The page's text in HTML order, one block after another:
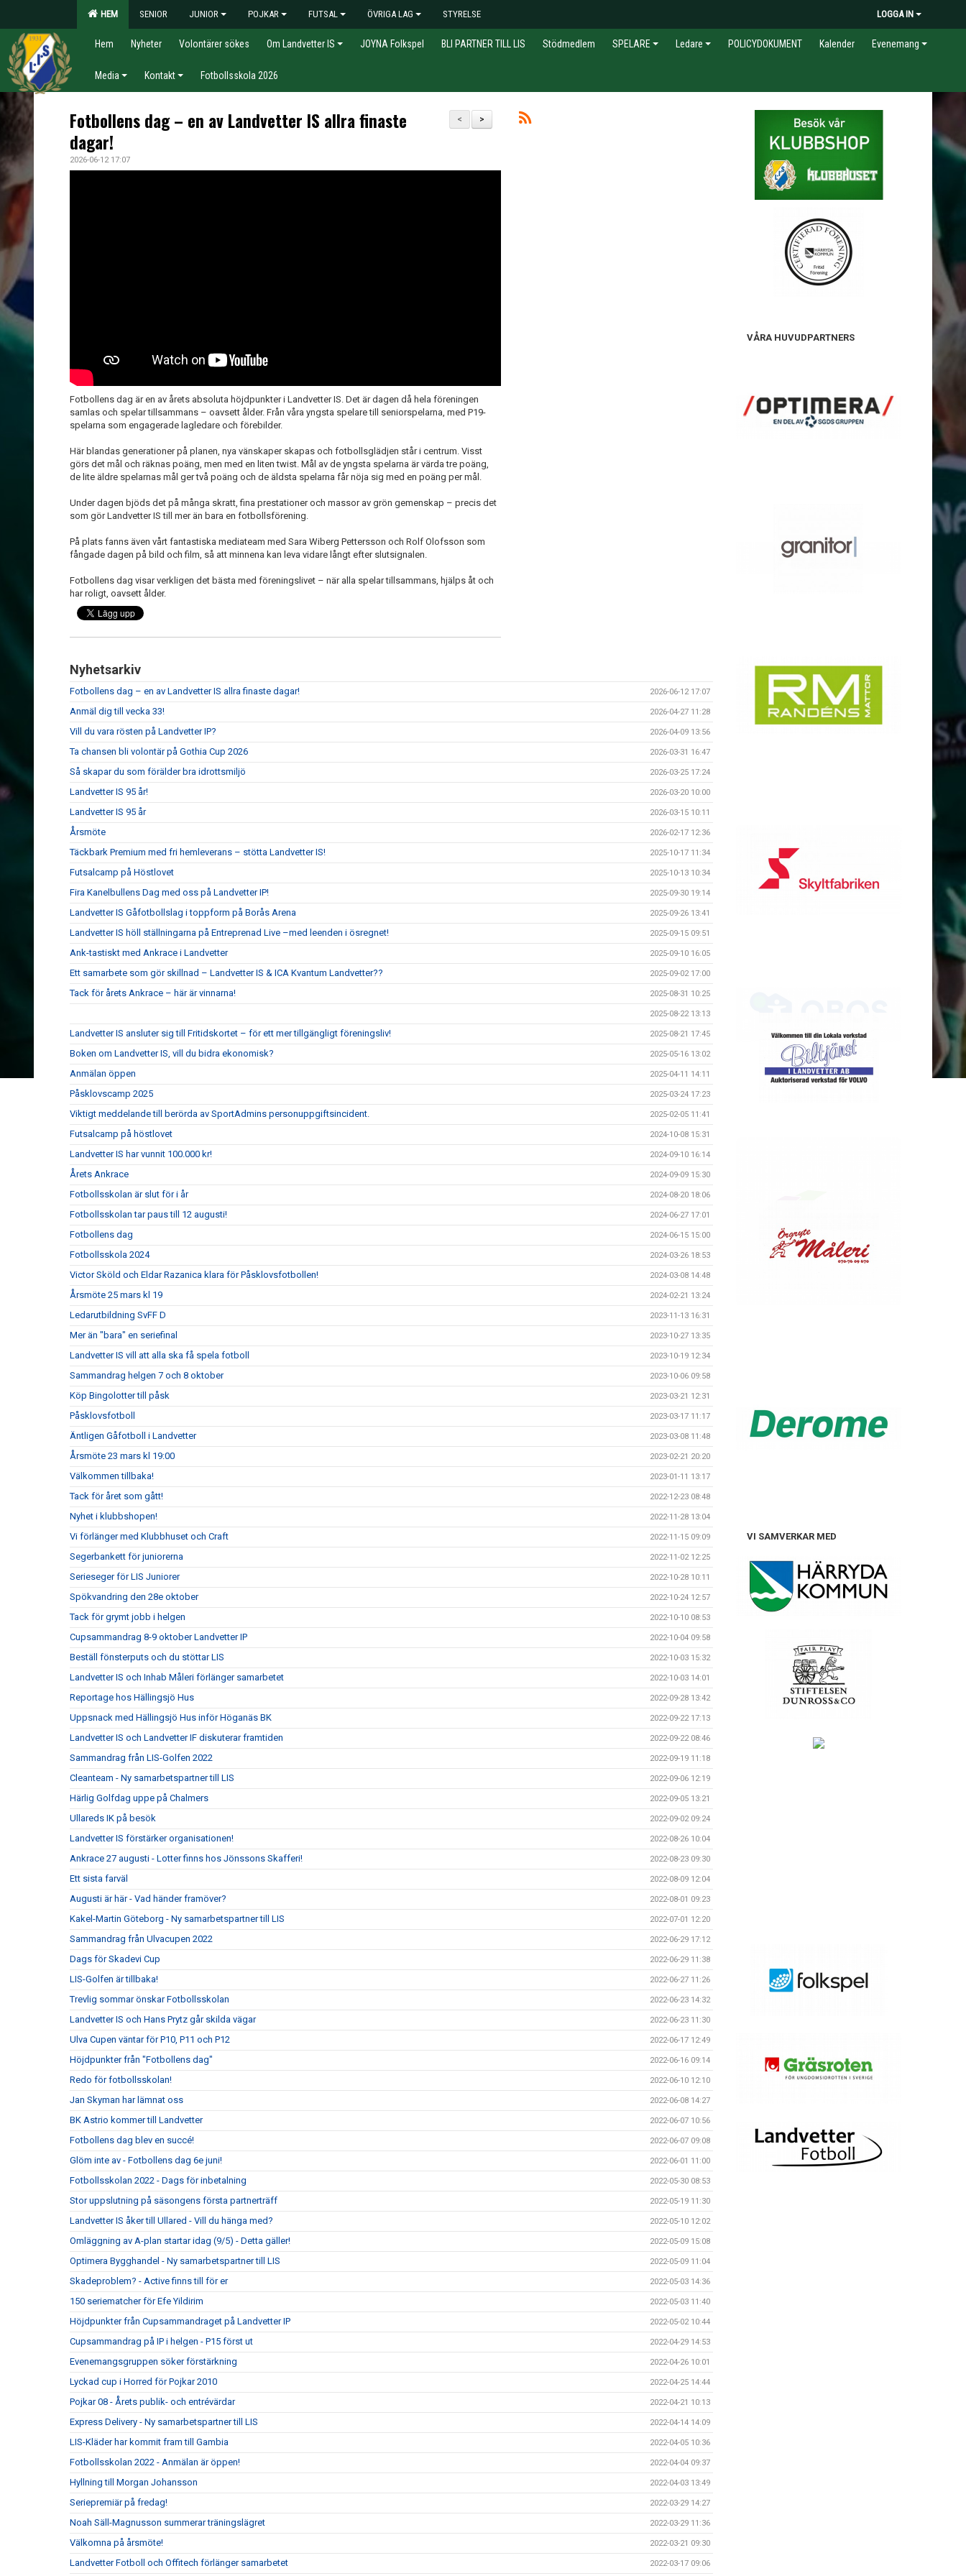
HEM SENIOR JUNIOR POJKAR FUTSAL ÖVRIGA LAG STYRELSE LOGGA IN
Hem Nyheter Volontärer sökes Om Landvetter IS JOYNA Folkspel BLI PARTNER TILL LIS Stödmedlem SPELARE Ledare POLICYDOKUMENT Kalender Evenemang
Media Kontakt Fotbollsskola 2026
>
<
Fotbollens dag – en av Landvetter IS allra finaste
dagar!
2026-06-12 17:07
Fotbollens dag är en av årets absoluta höjdpunkter i Landvetter IS. Det är dagen då hela föreningen
samlas och spelar tillsammans – oavsett ålder. Från våra yngsta spelare till seniorspelarna, med P19-
spelarna som engagerade lagledare och förebilder.
Här blandas generationer på planen, nya vänskaper skapas och fotbollsglädjen står i centrum. Visst
görs det mål och räknas poäng, men med en liten twist. Mål av de yngsta spelarna är värda tre poäng,
de lite äldre spelarnas mål ger två poäng och de äldsta spelarna får nöja sig med en poäng per mål.
Under dagen bjöds det på många skratt, fina prestationer och massor av grön gemenskap – precis det
som gör Landvetter IS till mer än bara en fotbollsförening.
På plats fanns även vårt fantastiska mediateam med Sara Wiberg Pettersson och Rolf Olofsson som
fångade dagen på bild och film, så att minnena kan leva vidare långt efter slutsignalen.
Fotbollens dag visar verkligen det bästa med föreningslivet – när alla spelar tillsammans, hjälps åt och
har roligt, oavsett ålder.
Nyhetsarkiv
Fotbollens dag – en av Landvetter IS allra finaste dagar! 2026-06-12 17:07
Anmäl dig till vecka 33! 2026-04-27 11:28
Vill du vara rösten på Landvetter IP? 2026-04-09 13:56
Ta chansen bli volontär på Gothia Cup 2026 2026-03-31 16:47
Så skapar du som förälder bra idrottsmiljö 2026-03-25 17:24
Landvetter IS 95 år! 2026-03-20 10:00
Landvetter IS 95 år 2026-03-15 10:11
Årsmöte 2026-02-17 12:36
Täckbark Premium med fri hemleverans – stötta Landvetter IS! 2025-10-17 11:34
Futsalcamp på Höstlovet 2025-10-13 10:34
Fira Kanelbullens Dag med oss på Landvetter IP! 2025-09-30 19:14
Landvetter IS Gåfotbollslag i toppform på Borås Arena 2025-09-26 13:41
Landvetter IS höll ställningarna på Entreprenad Live –med leenden i ösregnet! 2025-09-15 09:51
Ank-tastiskt med Ankrace i Landvetter 2025-09-10 16:05
Ett samarbete som gör skillnad – Landvetter IS & ICA Kvantum Landvetter?? 2025-09-02 17:00
Tack för årets Ankrace – här är vinnarna! 2025-08-31 10:25
2025-08-22 13:13
Landvetter IS ansluter sig till Fritidskortet – för ett mer tillgängligt föreningsliv! 2025-08-21 17:45
Boken om Landvetter IS, vill du bidra ekonomisk? 2025-05-16 13:02
Anmälan öppen 2025-04-11 14:11
Påsklovscamp 2025 2025-03-24 17:23
Viktigt meddelande till berörda av SportAdmins personuppgiftsincident. 2025-02-05 11:41
Futsalcamp på höstlovet 2024-10-08 15:31
Landvetter IS har vunnit 100.000 kr! 2024-09-10 16:14
Årets Ankrace 2024-09-09 15:30
Fotbollsskolan är slut för i år 2024-08-20 18:06
Fotbollsskolan tar paus till 12 augusti! 2024-06-27 17:01
Fotbollens dag 2024-06-15 15:00
Fotbollsskola 2024 2024-03-26 18:53
Victor Sköld och Eldar Razanica klara för Påsklovsfotbollen! 2024-03-08 14:48
Årsmöte 25 mars kl 19 2024-02-21 13:24
Ledarutbildning SvFF D 2023-11-13 16:31
Mer än "bara" en seriefinal 2023-10-27 13:35
Landvetter IS vill att alla ska få spela fotboll 2023-10-19 12:34
Sammandrag helgen 7 och 8 oktober 2023-10-06 09:58
Köp Bingolotter till påsk 2023-03-21 12:31
Påsklovsfotboll 2023-03-17 11:17
Äntligen Gåfotboll i Landvetter 2023-03-08 11:48
Årsmöte 23 mars kl 19:00 2023-02-21 20:20
Välkommen tillbaka! 2023-01-11 13:17
Tack för året som gått! 2022-12-23 08:48
Nyhet i klubbshopen! 2022-11-28 13:04
Vi förlänger med Klubbhuset och Craft 2022-11-15 09:09
Segerbankett för juniorerna 2022-11-02 12:25
Serieseger för LIS Juniorer 2022-10-28 10:11
Spökvandring den 28e oktober 2022-10-24 12:57
Tack för grymt jobb i helgen 2022-10-10 08:53
Cupsammandrag 8-9 oktober Landvetter IP 2022-10-04 09:58
Beställ fönsterputs och du stöttar LIS 2022-10-03 15:32
Landvetter IS och Inhab Måleri förlänger samarbetet 2022-10-03 14:01
Reportage hos Hällingsjö Hus 2022-09-28 13:42
Uppsnack med Hällingsjö Hus inför Höganäs BK 2022-09-22 17:13
Landvetter IS och Landvetter IF diskuterar framtiden 2022-09-22 08:46
Sammandrag från LIS-Golfen 2022 2022-09-19 11:18
Cleanteam - Ny samarbetspartner till LIS 2022-09-06 12:19
Härlig Golfdag uppe på Chalmers 2022-09-05 13:21
Ullareds IK på besök 2022-09-02 09:24
Landvetter IS förstärker organisationen! 2022-08-26 10:04
Ankrace 27 augusti - Lotter finns hos Jönssons Skafferi! 2022-08-23 09:30
Ett sista farväl 2022-08-09 12:04
Augusti är här - Vad händer framöver? 2022-08-01 09:23
Kakel-Martin Göteborg - Ny samarbetspartner till LIS 2022-07-01 12:20
Sammandrag från Ulvacupen 2022 2022-06-29 17:12
Dags för Skadevi Cup 2022-06-29 11:38
LIS-Golfen är tillbaka! 2022-06-27 11:26
Trevlig sommar önskar Fotbollsskolan 2022-06-23 14:32
Landvetter IS och Hans Prytz går skilda vägar 2022-06-23 11:30
Ulva Cupen väntar för P10, P11 och P12 2022-06-17 12:49
Höjdpunkter från "Fotbollens dag" 2022-06-16 09:14
Redo för fotbollsskolan! 2022-06-10 12:10
Jan Skyman har lämnat oss 2022-06-08 14:27
BK Astrio kommer till Landvetter 2022-06-07 10:56
Fotbollens dag blev en succé! 2022-06-07 09:08
Glöm inte av - Fotbollens dag 6e juni! 2022-06-01 11:00
Fotbollsskolan 2022 - Dags för inbetalning 2022-05-30 08:53
Stor uppslutning på säsongens första partnerträff 2022-05-19 11:30
Landvetter IS åker till Ullared - Vill du hänga med? 2022-05-10 12:02
Omläggning av A-plan startar idag (9/5) - Detta gäller! 2022-05-09 15:08
Optimera Bygghandel - Ny samarbetspartner till LIS 2022-05-09 11:04
Skadeproblem? - Active finns till för er 2022-05-03 14:36
150 seriematcher för Efe Yildirim 2022-05-03 11:40
Höjdpunkter från Cupsammandraget på Landvetter IP 2022-05-02 10:44
Cupsammandrag på IP i helgen - P15 först ut 2022-04-29 14:53
Evenemangsgruppen söker förstärkning 2022-04-26 10:01
Lyckad cup i Horred för Pojkar 2010 2022-04-25 14:44
Pojkar 08 - Årets publik- och entrévärdar 2022-04-21 10:13
Express Delivery - Ny samarbetspartner till LIS 2022-04-14 14:09
LIS-Kläder har kommit fram till Gambia 2022-04-05 10:36
Fotbollsskolan 2022 - Anmälan är öppen! 2022-04-04 09:37
Hyllning till Morgan Johansson 2022-04-03 13:49
Seriepremiär på fredag! 2022-03-29 14:27
Noah Säll-Magnusson summerar träningslägret 2022-03-29 11:36
Välkomna på årsmöte! 2022-03-21 09:30
Landvetter Fotboll och Offitech förlänger samarbetet 2022-03-17 09:06
VÅRA HUVUDPARTNERS
VI SAMVERKAR MED